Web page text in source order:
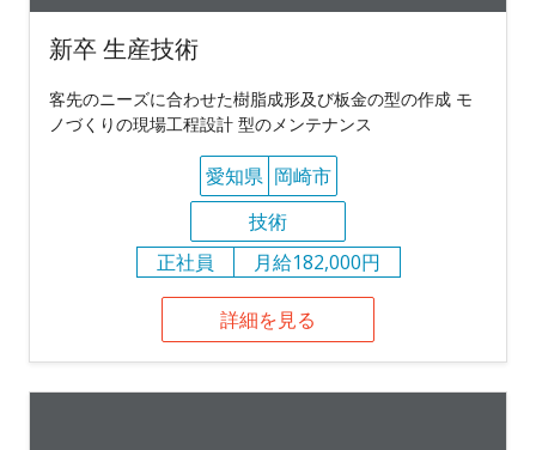
新卒 生産技術
客先のニーズに合わせた樹脂成形及び板金の型の作成 モ
ノづくりの現場工程設計 型のメンテナンス
愛知県 岡崎市
技術
正社員
月給182,000円
詳細を見る